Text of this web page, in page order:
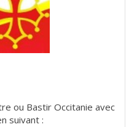
ou Bastir Occitanie avec
suivant :